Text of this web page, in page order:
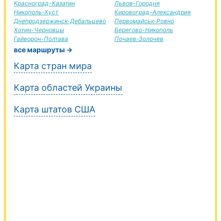
Красноград-Казатин
Никополь-Хуст
Днепродзержинск-Дебальцево
Хотин-Черновцы
Гайворон-Полтава
Львов-Городня
Кировоград-Александрия
Первомайськ-Ровно
Берегово-Никополь
Почаев-Золочев
все маршруты →
Карта стран мира
Карта областей Украины
Карта штатов США